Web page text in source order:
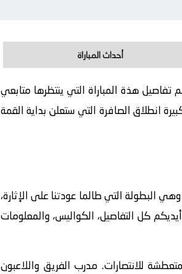
أحداث المباراة
اليوم الموافق 2026-05-13. كورة لايف يوفر لكم تفاصيل هذة المباراة التي ينتظرها متابعي
انطلاق الصافرة التي ستعلن بداية القمة
البطولة التي طالما عودتنا على الإثارة،
كل التفاصيل، الكواليس، والمعلومات
للانتصارات. مدرب الفريق واللاعبون